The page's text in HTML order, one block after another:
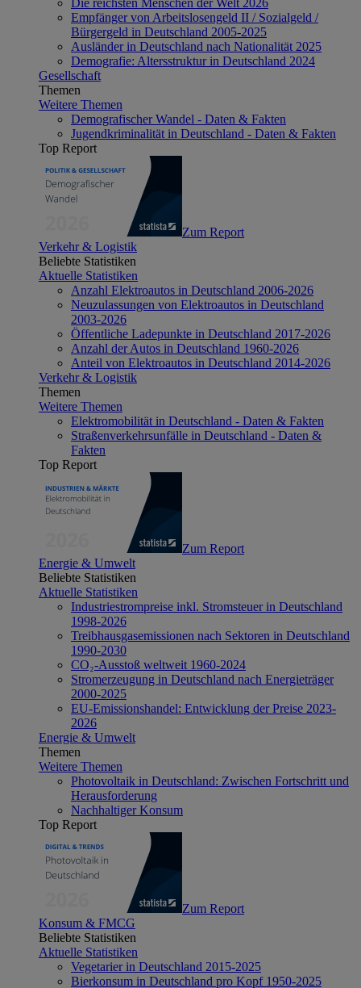
Empfänger von Arbeitslosengeld II / Sozialgeld /
Bürgergeld in Deutschland 2005-2025
Ausländer in Deutschland nach Nationalität 2025
Demografie: Altersstruktur in Deutschland 2024
Gesellschaft
Themen
Weitere Themen
Demografischer Wandel - Daten & Fakten
Jugendkriminalität in Deutschland - Daten & Fakten
Top Report
Zum Report
Verkehr & Logistik
Beliebte Statistiken
Aktuelle Statistiken
Anzahl Elektroautos in Deutschland 2006-2026
Neuzulassungen von Elektroautos in Deutschland
2003-2026
Öffentliche Ladepunkte in Deutschland 2017-2026
Anzahl der Autos in Deutschland 1960-2026
Anteil von Elektroautos in Deutschland 2014-2026
Verkehr & Logistik
Themen
Weitere Themen
Elektromobilität in Deutschland - Daten & Fakten
Straßenverkehrsunfälle in Deutschland - Daten &
Fakten
Top Report
Zum Report
Energie & Umwelt
Beliebte Statistiken
Aktuelle Statistiken
Industriestrompreise inkl. Stromsteuer in Deutschland
1998-2026
Treibhausgasemissionen nach Sektoren in Deutschland
1990-2030
CO₂-Ausstoß weltweit 1960-2024
Stromerzeugung in Deutschland nach Energieträger
2000-2025
EU-Emissionshandel: Entwicklung der Preise 2023-
2026
Energie & Umwelt
Themen
Weitere Themen
Photovoltaik in Deutschland: Zwischen Fortschritt und
Herausforderung
Nachhaltiger Konsum
Top Report
Zum Report
Konsum & FMCG
Beliebte Statistiken
Aktuelle Statistiken
Vegetarier in Deutschland 2015-2025
Bierkonsum in Deutschland pro Kopf 1950-2025